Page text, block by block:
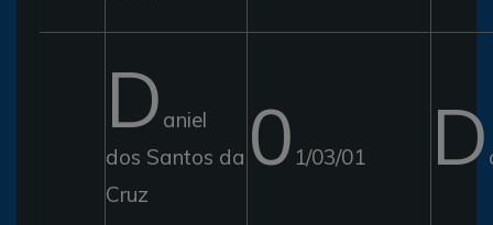
D aniel
dos Santos da
Cruz
0 1/03/01 D